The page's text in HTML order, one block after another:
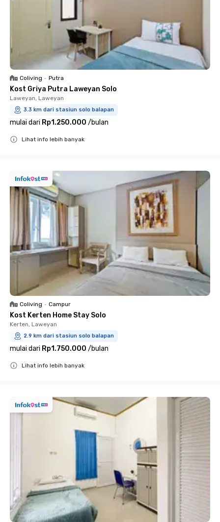
Coliving • Putra
Kost Griya Putra Laweyan Solo
Laweyan, Laweyan
3.3 km dari stasiun solo balapan
mulai dari Rp1.250.000 /bulan
Lihat info lebih banyak
Coliving • Campur
Kost Kerten Home Stay Solo
Kerten, Laweyan
2.9 km dari stasiun solo balapan
mulai dari Rp1.750.000 /bulan
Lihat info lebih banyak